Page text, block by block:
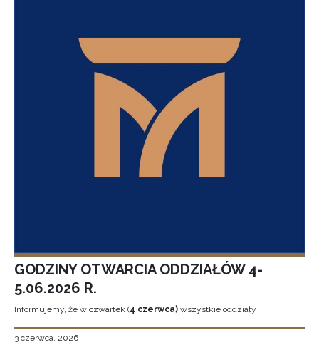
GODZINY OTWARCIA ODDZIAŁÓW 4-
5.06.2026 R.
Informujemy, że w czwartek (4 czerwca) wszystkie oddziały
3 czerwca, 2026